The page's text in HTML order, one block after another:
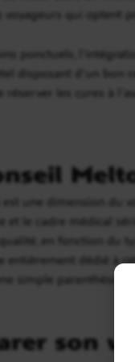
voyageurs qui optent
ponctuels,
disposant d’un
réserver les cures à
est une dimension
et le cadre médical
en fonction du
entièrement dédié à
simple parenthèse.
son